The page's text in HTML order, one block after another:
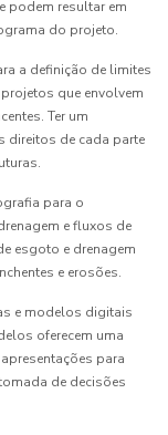
podem resultar em
do projeto.
a definição de limites
que envolvem
Ter um
direitos de cada parte
para o
e fluxos de
esgoto e drenagem
e erosões.
e modelos digitais
oferecem uma
para
de decisões